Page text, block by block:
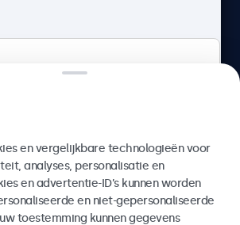
4.8/5 door 5000+ bedrijven
Verzenden
en vergelijkbare technologieën voor
analyses, personalisatie en
en advertentie-ID’s kunnen worden
en niet-gepersonaliseerde
toestemming kunnen gegevens